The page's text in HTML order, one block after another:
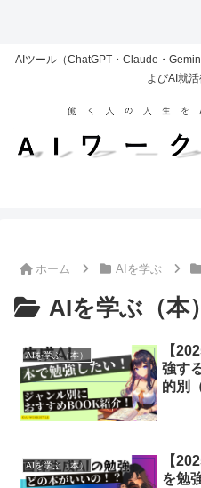
AIツール（ChatGPT・Claude・
よびAI就
ホーム AIを学ぶ
AIを学ぶ（本）
AIを学ぶ（本）
【
強す
的別
AIを学ぶ（本）
【
を勉